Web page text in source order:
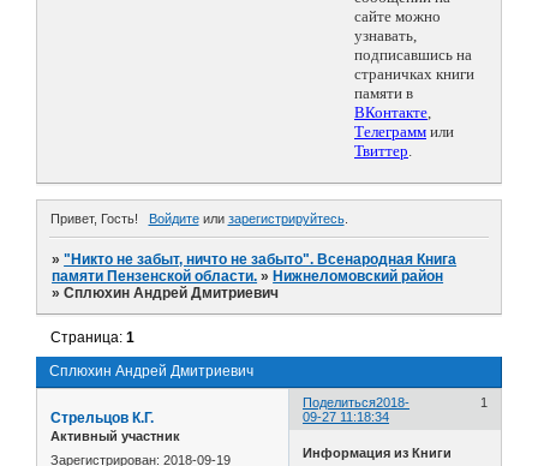
сайте можно
узнавать,
подписавшись на
страничках книги
памяти в
ВКонтакте,
Телеграмм или
Твиттер.
Привет, Гость! Войдитеили зарегистрируйтесь.
»"Никто не забыт, ничто не забыто". Всенародная Книга
памяти Пензенской области. » Нижнеломовский район
»Сплюхин Андрей Дмитриевич
Сплюхин Андрей Дмитриевич
Страница:1
Поделиться 1
2018-
09-27 11:18:34
Стрельцов К.Г.
Активный участник
Зарегистрирован: 2018-09-19
Информация из Книги